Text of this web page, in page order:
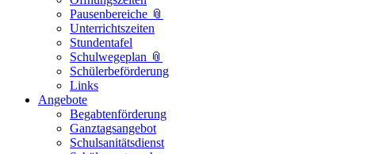
Pausenbereiche 📎
Unterrichtszeiten
Stundentafel
Schulwegeplan 📎
Schülerbeförderung
Links
Angebote
Begabtenförderung
Ganztagsangebot
Schulsanitätsdienst